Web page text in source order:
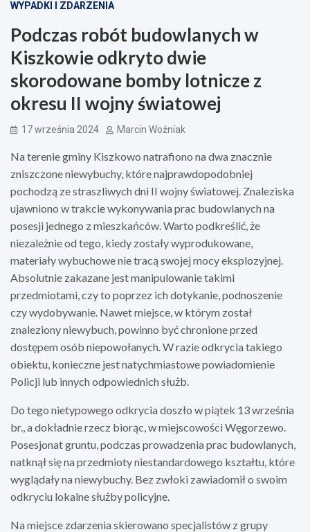
WYPADKI I ZDARZENIA
Podczas robót budowlanych w
Kiszkowie odkryto dwie
skorodowane bomby lotnicze z
okresu II wojny światowej
17 września 2024 Marcin Woźniak
Na terenie gminy Kiszkowo natrafiono na dwa znacznie
zniszczone niewybuchy, które najprawdopodobniej
pochodzą ze straszliwych dni II wojny światowej. Znaleziska
ujawniono w trakcie wykonywania prac budowlanych na
posesji jednego z mieszkańców. Warto podkreślić, że
niezależnie od tego, kiedy zostały wyprodukowane,
materiały wybuchowe nie tracą swojej mocy eksplozyjnej.
Absolutnie zakazane jest manipulowanie takimi
przedmiotami, czy to poprzez ich dotykanie, podnoszenie
czy wydobywanie. Nawet miejsce, w którym został
znaleziony niewybuch, powinno być chronione przed
dostępem osób niepowołanych. W razie odkrycia takiego
obiektu, konieczne jest natychmiastowe powiadomienie
Policji lub innych odpowiednich służb.
Do tego nietypowego odkrycia doszło w piątek 13 września
br., a dokładnie rzecz biorąc, w miejscowości Węgorzewo.
Posesjonat gruntu, podczas prowadzenia prac budowlanych,
natknął się na przedmioty niestandardowego kształtu, które
wyglądały na niewybuchy. Bez zwłoki zawiadomił o swoim
odkryciu lokalne służby policyjne.
Na miejsce zdarzenia skierowano specjalistów z grupy